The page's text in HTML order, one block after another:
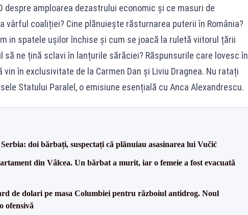
despre amploarea dezastrului economic și ce masuri de
vârful coaliției? Cine plănuiește răsturnarea puterii în România?
in spatele ușilor închise și cum se joacă la ruletă viitorul țării
să ne țină sclavi în lanțurile sărăciei? Răspunsurile care lovesc în
vin în exclusivitate de la Carmen Dan și Liviu Dragnea. Nu ratați
Statului Paralel, o emisiune esențială cu Anca Alexandrescu.
doi bărbați, suspectați că plănuiau asasinarea lui Vučić
din Vâlcea. Un bărbat a murit, iar o femeie a fost evacuată
de dolari pe masa Columbiei pentru războiul antidrog. Noul
ofensivă